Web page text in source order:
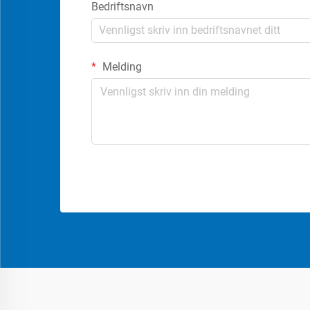
Bedriftsnavn
Melding